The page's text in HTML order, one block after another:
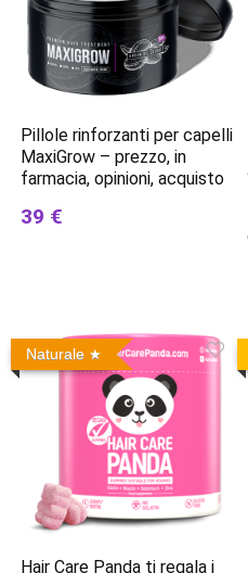
Pillole rinforzanti per capelli
MaxiGrow – prezzo, in
farmacia, opinioni, acquisto
39 €
Naturale
Hair Care Panda ti regala i